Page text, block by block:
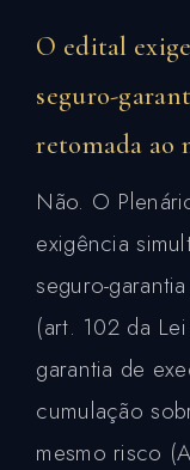
O edital
seguro-
retomada ao
Não. O
exigência
seguro-
(art. 102 da
garantia de
cumulação
mesmo risco